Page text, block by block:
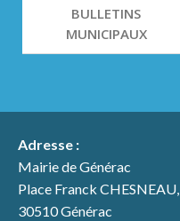
BULLETINS
MUNICIPAUX
Adresse :
Mairie de Générac
Place Franck CHESNEAU,
30510 Générac